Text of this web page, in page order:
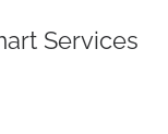
Services